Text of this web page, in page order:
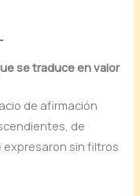
se traduce en valor
de afirmación
de
sin filtros